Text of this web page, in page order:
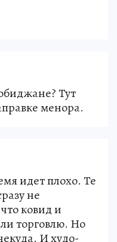
Тут
менора.
идет плохо. Те
не
ковид и
торговлю. Но
И худо-